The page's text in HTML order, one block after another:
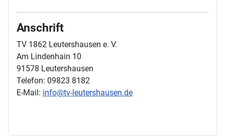
Anschrift
TV 1862 Leutershausen e. V.
Am Lindenhain 10
91578 Leutershausen
Telefon: 09823 8182
E-Mail: info@tv-leutershausen.de